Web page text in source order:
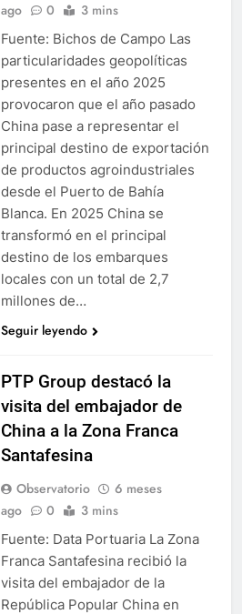
ago
0 3 mins
Fuente: Bichos de Campo Las
particularidades geopolíticas
presentes en el año 2025
provocaron que el año pasado
China pase a representar el
principal destino de exportación
de productos agroindustriales
desde el Puerto de Bahía
Blanca. En 2025 China se
transformó en el principal
destino de los embarques
locales con un total de 2,7
millones de…
Seguir leyendo
PTP Group destacó la
visita del embajador de
China a la Zona Franca
Santafesina
Observatorio
6 meses
ago
0 3 mins
Fuente: Data Portuaria La Zona
Franca Santafesina recibió la
visita del embajador de la
República Popular China en